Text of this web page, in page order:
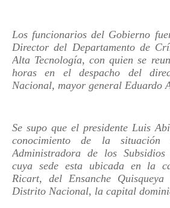
Los funcionarios del Gobierno
Director del Departamento de
Alta Tecnología, con quien se
horas en el despacho del
Nacional, mayor general Eduardo
Se supo que el presidente Luis
conocimiento de la
Administradora de los
cuya sede esta ubicada en la
Ricart, del Ensanche
Distrito Nacional, la capital